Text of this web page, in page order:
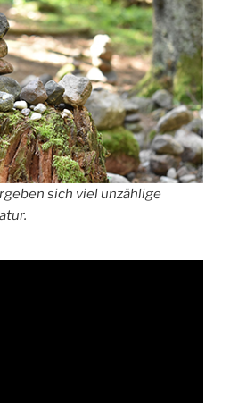
sich viel unzählige